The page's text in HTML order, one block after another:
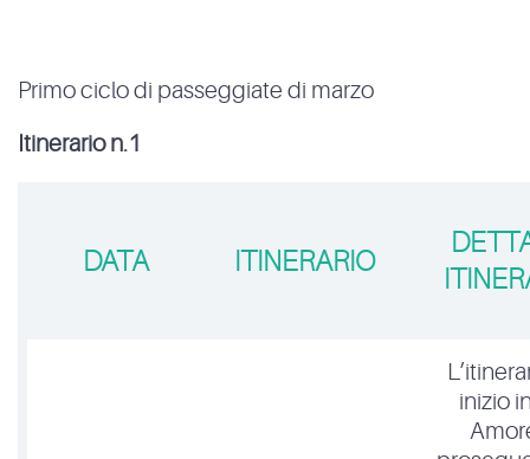
Primo ciclo di passeggiate di marzo
Itinerario n.1
DATA ITINERARIO
inizio